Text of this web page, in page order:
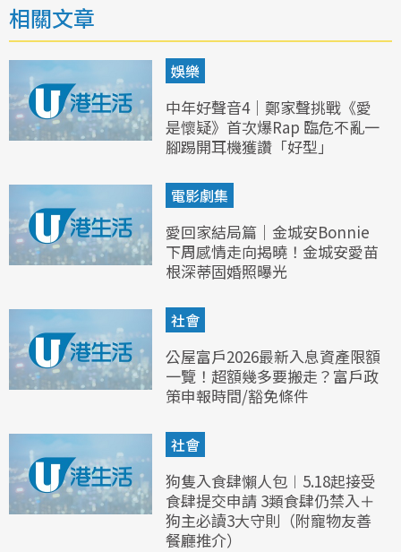
相關文章
娛樂
中年好聲音4｜鄭家聲挑戰《愛
是懷疑》首次爆Rap 臨危不亂一
腳踢開耳機獲讚「好型」
電影劇集
愛回家結局篇｜金城安Bonnie
下周感情走向揭曉！金城安愛苗
根深蒂固婚照曝光
社會
公屋富戶2026最新入息資產限額
一覽！超額幾多要搬走？富戶政
策申報時間/豁免條件
社會
狗隻入食肆懶人包︱5.18起接受
食肆提交申請 3類食肆仍禁入＋
狗主必讀3大守則（附寵物友善
餐廳推介）